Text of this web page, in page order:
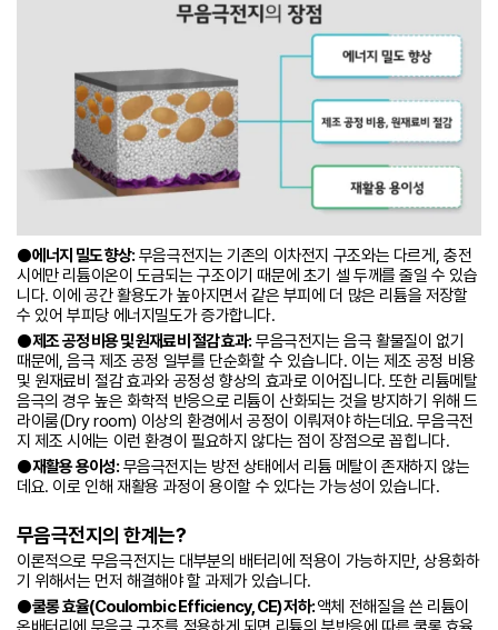
● 에너지 밀도 향상: 무음극전지는 기존의 이차전지 구조와는 다르게, 충전
시에만 리튬이온이 도금되는 구조이기 때문에 초기 셀 두께를 줄일 수 있습
니다. 이에 공간 활용도가 높아지면서 같은 부피에 더 많은 리튬을 저장할
수 있어 부피당 에너지밀도가 증가합니다.
● 제조 공정 비용 및 원재료비 절감 효과: 무음극전지는 음극 활물질이 없기
때문에, 음극 제조 공정 일부를 단순화할 수 있습니다. 이는 제조 공정 비용
및 원재료비 절감 효과와 공정성 향상의 효과로 이어집니다. 또한 리튬메탈
음극의 경우 높은 화학적 반응으로 리튬이 산화되는 것을 방지하기 위해 드
라이룸(Dry room) 이상의 환경에서 공정이 이뤄져야 하는데요. 무음극전
지 제조 시에는 이런 환경이 필요하지 않다는 점이 장점으로 꼽힙니다.
● 재활용 용이성: 무음극전지는 방전 상태에서 리튬 메탈이 존재하지 않는
데요. 이로 인해 재활용 과정이 용이할 수 있다는 가능성이 있습니다.
무음극전지의 한계는?
이론적으로 무음극전지는 대부분의 배터리에 적용이 가능하지만, 상용화하
기 위해서는 먼저 해결해야 할 과제가 있습니다.
● 쿨롱 효율(Coulombic Efficiency, CE) 저하:액체 전해질을 쓴 리튬이